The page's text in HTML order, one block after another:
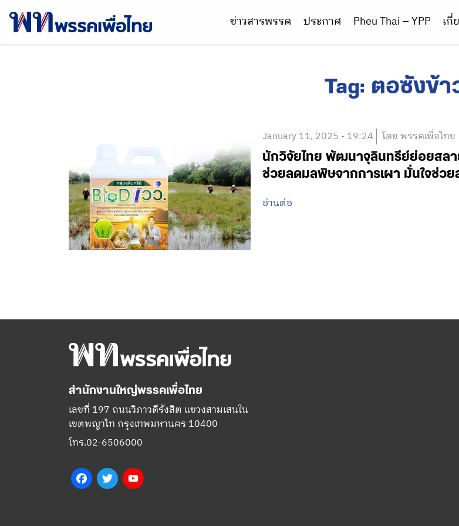
ข่าวสารพรรค ประกาศ Pheu Thai – YPP เกี่
Tag: ตอซังข้า
January 11, 2025 - 19:24 โดย พรรคเพื่อไทย
นักวิจัยไทย พัฒนาจุลินทรีย์ย่อยสลา
ช่วยลดมลพิษจากการเผา มั่นใจช่วย
อ่านต่อ
สำนักงานใหญ่พรรคเพื่อไทย
เลขที่ 197 ถนนวิภาวดีรังสิต แขวงสามเสนใน
เขตพญาไท กรุงเทพมหานคร 10400
โทร.02-6506000
FacebookTwitter